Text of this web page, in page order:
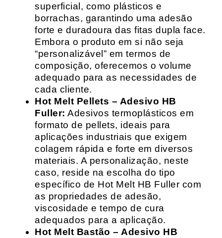
superficial, como plásticos e
borrachas, garantindo uma adesão
forte e duradoura das fitas dupla face.
Embora o produto em si não seja
“personalizável” em termos de
composição, oferecemos o volume
adequado para as necessidades de
cada cliente.
Hot Melt Pellets – Adesivo HB
Fuller: Adesivos termoplásticos em
formato de pellets, ideais para
aplicações industriais que exigem
colagem rápida e forte em diversos
materiais. A personalização, neste
caso, reside na escolha do tipo
específico de Hot Melt HB Fuller com
as propriedades de adesão,
viscosidade e tempo de cura
adequados para a aplicação.
Hot Melt Bastão – Adesivo HB